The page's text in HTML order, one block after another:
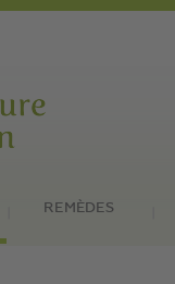
REMÈDES